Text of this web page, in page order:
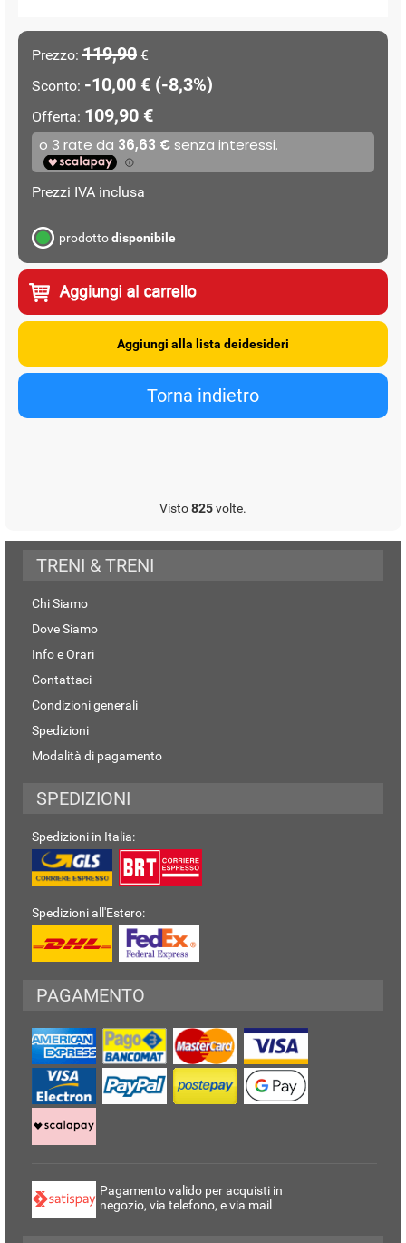
Prezzo: 119,90 €
Sconto: -10,00 € (-8,3%)
Offerta: 109,90 €
Prezzi IVA inclusa
prodottodisponibile
Visto825volte.
TRENI & TRENI
Chi Siamo
Dove Siamo
Info e Orari
Contattaci
Condizioni generali
Spedizioni
Modalità di pagamento
SPEDIZIONI
Spedizioni in Italia:
Spedizioni all'Estero:
PAGAMENTO
Pagamento valido per acquisti in
negozio, via telefono, e via mail